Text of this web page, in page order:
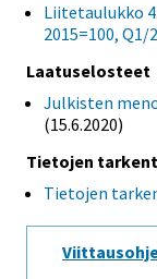
Liitetaulukko
2015=100,
Laatuselosteet
Julkisten
(15.6.2020)
Tietojen
Tietojen